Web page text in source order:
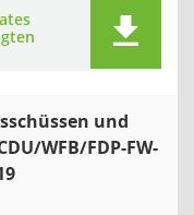
und
WFB/FDP-FW-